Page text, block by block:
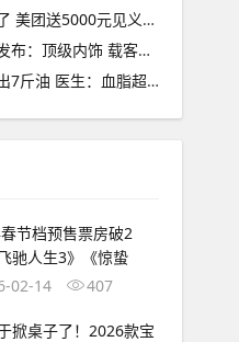
5000元见义勇为奖金 ！
级内饰 载客量增至7人 ！
：血脂超标30倍差点没命 ！
节档预售票房破2
驰人生3》《惊蛰
02-14
407
掀桌子了！2026款宝